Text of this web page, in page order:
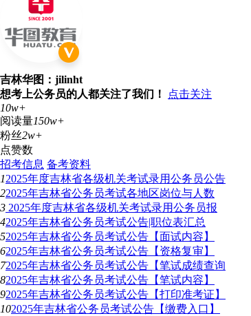
吉林华图：jilinht
想考上公务员的人都关注了我们！
点击关注
10w+
阅读量150w+
粉丝2w+
点赞数
招考信息 备考资料
12025年度吉林省各级机关考试录用公务员公告
22025年吉林省公务员考试各地区岗位与人数
3 2025年度吉林省各级机关考试录用公务员报
42025年吉林省公务员考试公告|职位表汇总
52025年吉林省公务员考试公告【面试内容】
62025年吉林省公务员考试公告【资格复审】
72025年吉林省公务员考试公告【笔试成绩查询
82025年吉林省公务员考试公告【笔试内容】
92025年吉林省公务员考试公告【打印准考证】
102025年吉林省公务员考试公告【缴费入口】